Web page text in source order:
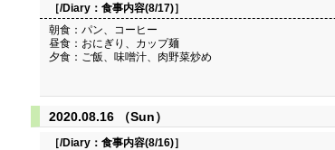
［/Diary： 食事内容(8/17)］
朝食：パン、コーヒー
昼食：おにぎり、カップ麺
夕食：ご飯、味噌汁、肉野菜炒め
2020.08.16 （Sun）
［/Diary： 食事内容(8/16)］